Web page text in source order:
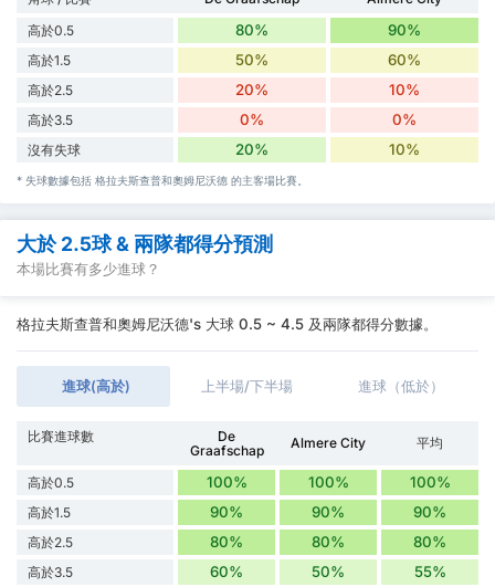
高於0.5
80% 90%
高於1.5 50% 60%
高於2.5 20% 10%
高於3.5 0% 0%
沒有失球 20% 10%
* 失球數據包括 格拉夫斯查普和奧姆尼沃德 的主客場比賽。
大於 2.5球 & 兩隊都得分預測
本場比賽有多少進球？
格拉夫斯查普和奧姆尼沃德's 大球 0.5 ~ 4.5 及兩隊都得分數據。
進球(高於) 上半場/下半場 進球（低於）
比賽進球數
De
Graafschap
Almere City 平均
高於0.5 100% 100% 100%
高於1.5 90% 90% 90%
高於2.5 80% 80% 80%
高於3.5 60% 50% 55%